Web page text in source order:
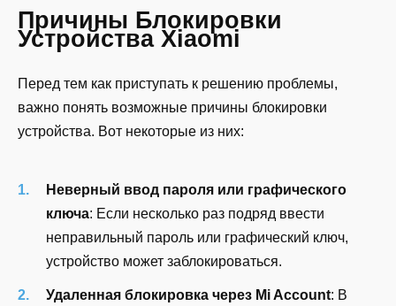
Причины Блокировки
Устройства Xiaomi
Перед тем как приступать к решению проблемы,
важно понять возможные причины блокировки
устройства. Вот некоторые из них:
Неверный ввод пароля или графического
ключа: Если несколько раз подряд ввести
неправильный пароль или графический ключ,
устройство может заблокироваться.
Удаленная блокировка через Mi Account: В